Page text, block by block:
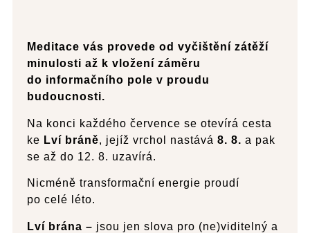
Meditace vás provede od vyčištění zátěží
minulosti až k vložení záměru
do informačního pole v proudu
budoucnosti.
Na konci každého července se otevírá cesta
ke Lví bráně, jejíž vrchol nastává 8. 8. a pak
se až do 12. 8. uzavírá.
Nicméně transformační energie proudí
po celé léto.
Lví brána – jsou jen slova pro (ne)viditelný a